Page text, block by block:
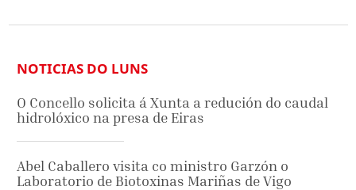
NOTICIAS DO LUNS
O Concello solicita á Xunta a redución do caudal
hidrolóxico na presa de Eiras
Abel Caballero visita co ministro Garzón o
Laboratorio de Biotoxinas Mariñas de Vigo